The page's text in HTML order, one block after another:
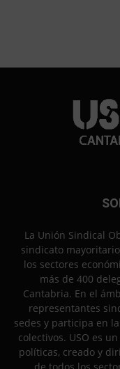
La Unión Sindical
sindicato
los sectores
más de 400
Cantabria. En el
representantes
sedes y participa en
colectivos. USO es
políticas, creado y